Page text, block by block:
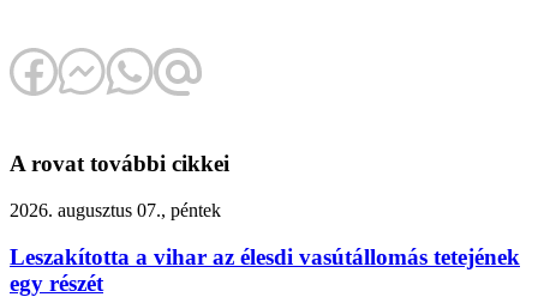
A rovat további cikkei
2026. augusztus 07., péntek
Leszakította a vihar az élesdi vasútállomás tetejének
egy részét